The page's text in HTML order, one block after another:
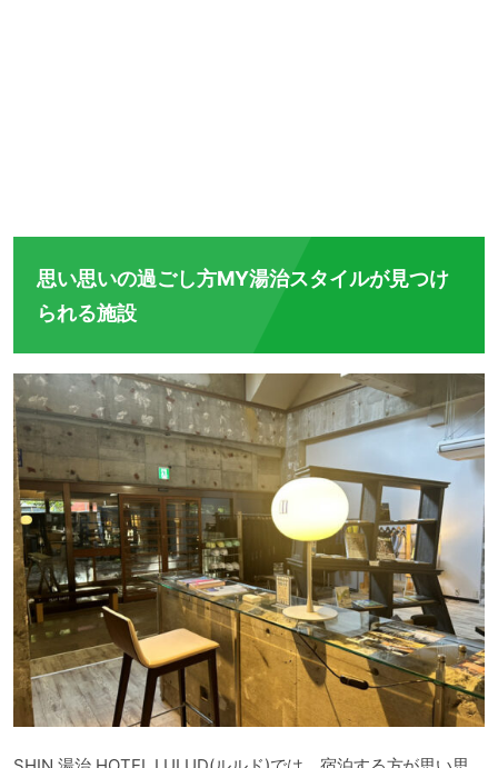
思い思いの過ごし方MY湯治スタイルが見つけ
られる施設